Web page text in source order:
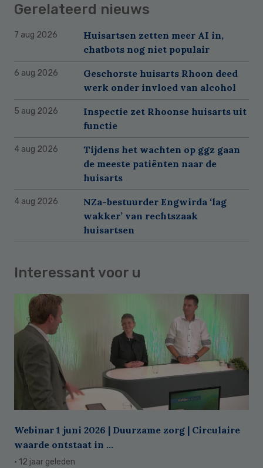
Gerelateerd nieuws
7 aug 2026
Huisartsen zetten meer AI in,
chatbots nog niet populair
6 aug 2026
Geschorste huisarts Rhoon deed
werk onder invloed van alcohol
5 aug 2026
Inspectie zet Rhoonse huisarts uit
functie
4 aug 2026
Tijdens het wachten op ggz gaan
de meeste patiënten naar de
huisarts
4 aug 2026
NZa-bestuurder Engwirda ‘lag
wakker’ van rechtszaak
huisartsen
Interessant voor u
Webinar 1 juni 2026 | Duurzame zorg | Circulaire
waarde ontstaat in ...
· 12 jaar geleden